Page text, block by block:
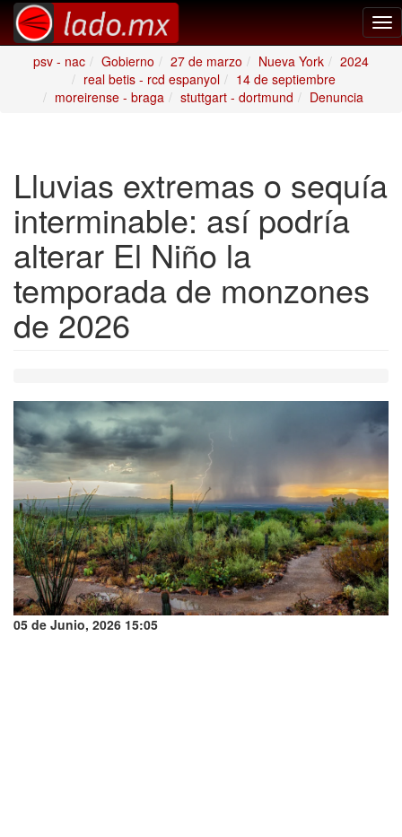
psv - nac
Gobierno 27 de marzo Nueva York
2024
real betis - rcd espanyol
14 de septiembre
moreirense - braga
stuttgart - dortmund Denuncia
Lluvias extremas o sequía
interminable: así podría
alterar El Niño la
temporada de monzones
de 2026
05 de Junio, 2026 15:05